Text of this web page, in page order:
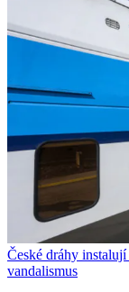
České dráhy
vandalismus